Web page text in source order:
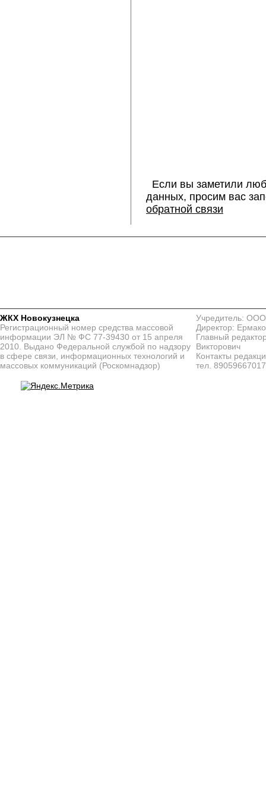
Если вы заметили
данных, просим вас
обратной связи
ЖКХ Новокузнецка
Регистрационный номер средства массовой
информации ЭЛ № ФС 77-39430 от 15 апреля
2010. Выдано Федеральной службой по надзору
в сфере связи, информационных технологий и
массовых коммуникаций (Роскомнадзор)
Учредитель:
Директор:
Главный
Викторович
Контакты
тел. 89059667017